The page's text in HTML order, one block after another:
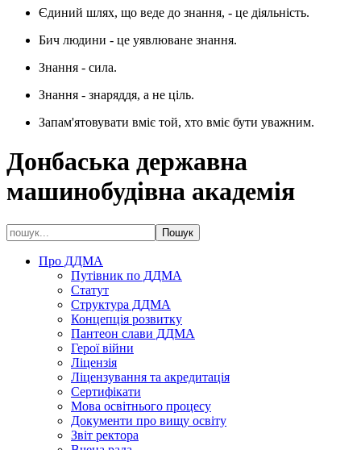
Єдиний шлях, що веде до знання, - це діяльність.
Бич людини - це уявлюване знання.
Знання - сила.
Знання - знаряддя, а не ціль.
Запам'ятовувати вміє той, хто вміє бути уважним.
Донбаська державна
машинобудівна академія
Про ДДМА
Путівник по ДДМА
Статут
Структура ДДМА
Концепція розвитку
Пантеон слави ДДМА
Герої війни
Ліцензія
Ліцензування та акредитація
Сертифікати
Мова освітнього процесу
Документи про вищу освіту
Звіт ректора